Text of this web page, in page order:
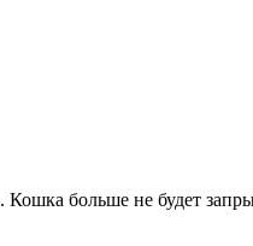
. Кошка больше не будет